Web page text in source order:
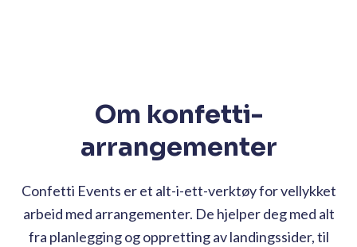
Om konfetti-
arrangementer
Confetti Events er et alt-i-ett-verktøy for vellykket
arbeid med arrangementer. De hjelper deg med alt
fra planlegging og oppretting av landingssider, til